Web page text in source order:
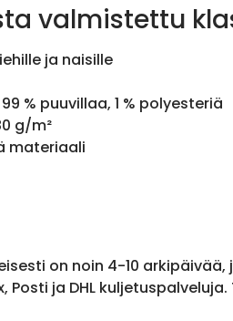
valmistettu
ja naisille
% puuvillaa, 1 % polyesteriä
g/m²
materiaali
on noin 4-10
Posti ja DHL